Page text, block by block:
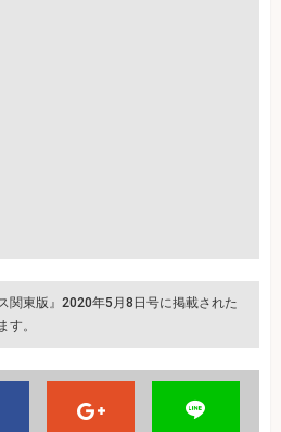
関東版』2020年5月8日号に掲載された
す。